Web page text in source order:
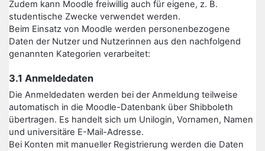
Zudem kann Moodle freiwillig auch für eigene, z. B.
studentische Zwecke verwendet werden.
Beim Einsatz von Moodle werden personenbezogene
Daten der Nutzer und Nutzerinnen aus den nachfolgend
genannten Kategorien verarbeitet:
3.1 Anmeldedaten
Die Anmeldedaten werden bei der Anmeldung teilweise
automatisch in die Moodle-Datenbank über Shibboleth
übertragen. Es handelt sich um Unilogin, Vornamen, Namen
und universitäre E-Mail-Adresse.
Bei Konten mit manueller Registrierung werden die Daten